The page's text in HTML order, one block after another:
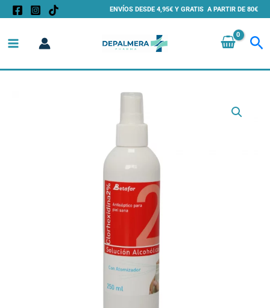
contenido
ENVÍOS DESDE 4,95€ Y GRATIS A PARTIR DE 80€